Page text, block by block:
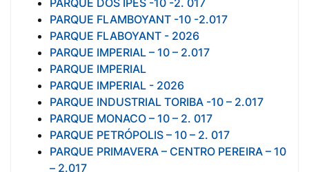
PARQUE FLAMBOYANT -10 -2.017
PARQUE FLABOYANT - 2026
PARQUE IMPERIAL – 10 – 2.017
PARQUE IMPERIAL
PARQUE IMPERIAL - 2026
PARQUE INDUSTRIAL TORIBA -10 – 2.017
PARQUE MONACO – 10 – 2. 017
PARQUE PETRÓPOLIS – 10 – 2. 017
PARQUE PRIMAVERA – CENTRO PEREIRA – 10
– 2.017